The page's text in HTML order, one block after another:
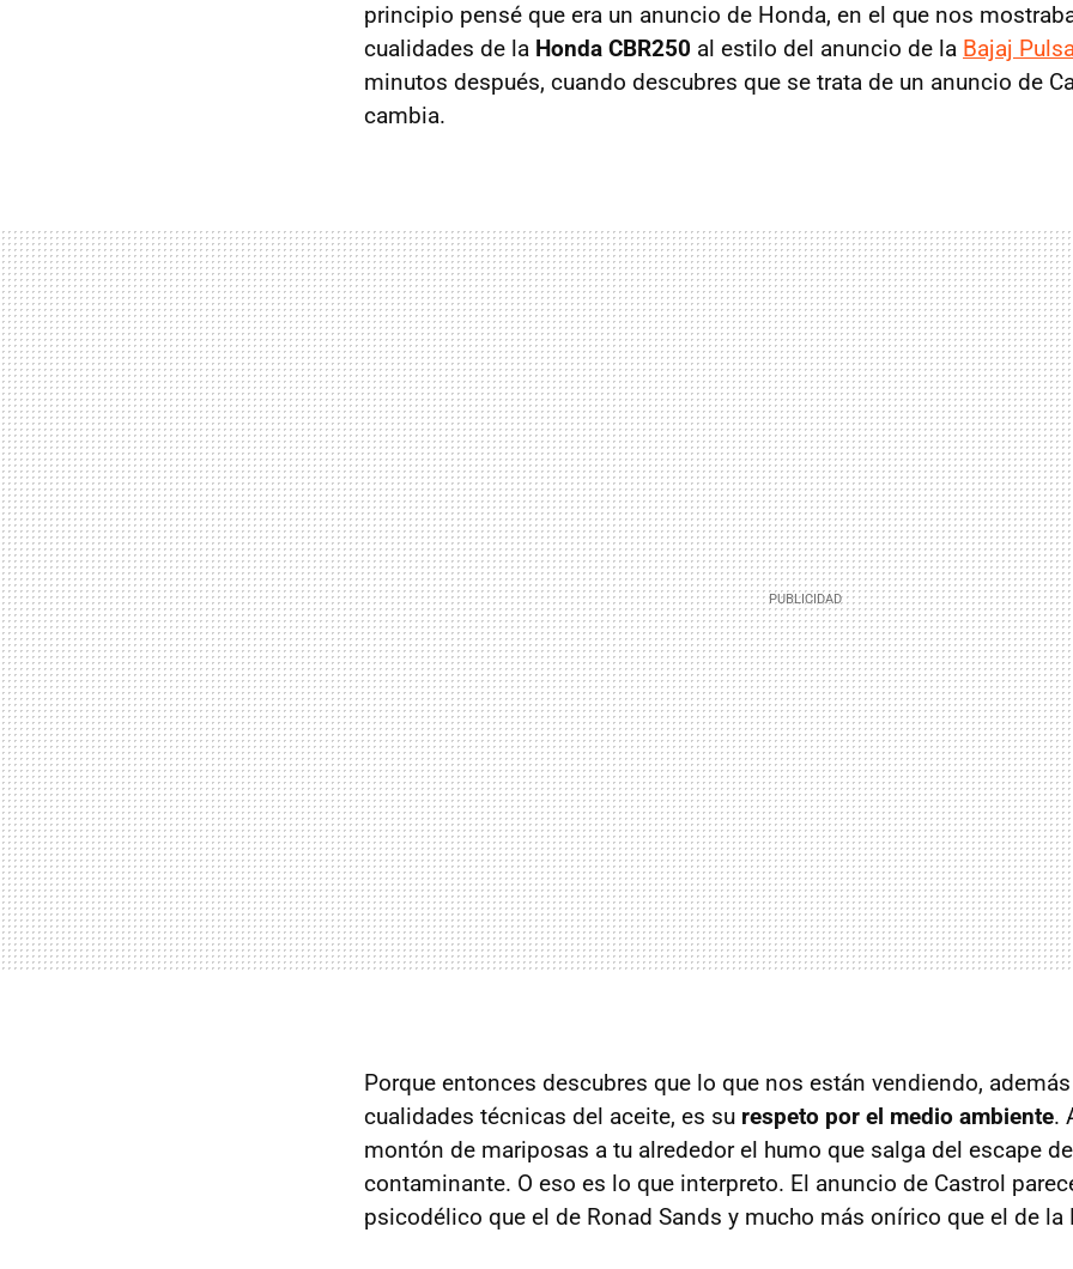
principio pensé que era un anuncio de Honda, en el que nos
cualidades de la Honda CBR250 al estilo del anuncio de la Bajaj
minutos después, cuando descubres que se trata de un anuncio de
cambia.
Porque entonces descubres que lo que nos están vendiendo,
cualidades técnicas del aceite, es su respeto por el medio ambiente.
montón de mariposas a tu alrededor el humo que salga del escape
contaminante. O eso es lo que interpreto. El anuncio de Castrol
psicodélico que el de Ronad Sands y mucho más onírico que el de la